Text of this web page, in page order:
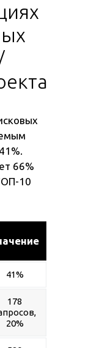
66%
10
41%
178
20%